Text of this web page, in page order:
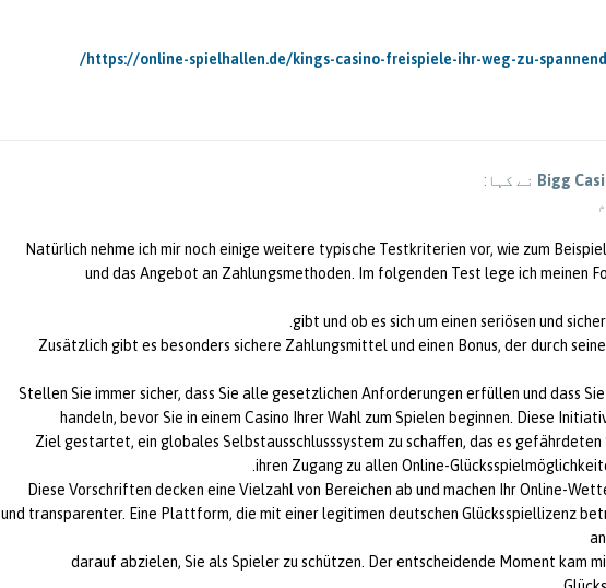
https://online-spielhallen.de/kings-casino-freispiele-ihr-weg-zu-
Bigg نے کہا:
Natürlich nehme ich mir noch einige weitere typische Testkriterien vor, wie zum
und das Angebot an Zahlungsmethoden. Im folgenden Test lege ich meinen
gibt und ob es sich um einen seriösen und
Zusätzlich gibt es besonders sichere Zahlungsmittel und einen Bonus, der durch
Stellen Sie immer sicher, dass Sie alle gesetzlichen Anforderungen erfüllen und dass
handeln, bevor Sie in einem Casino Ihrer Wahl zum Spielen beginnen. Diese
Ziel gestartet, ein globales Selbstausschlusssystem zu schaffen, das es
ihren Zugang zu allen Online-
Diese Vorschriften decken eine Vielzahl von Bereichen ab und machen Ihr Online-
und transparenter. Eine Plattform, die mit einer legitimen deutschen Glücksspiellizenz
darauf abzielen, Sie als Spieler zu schützen. Der entscheidende Moment kam